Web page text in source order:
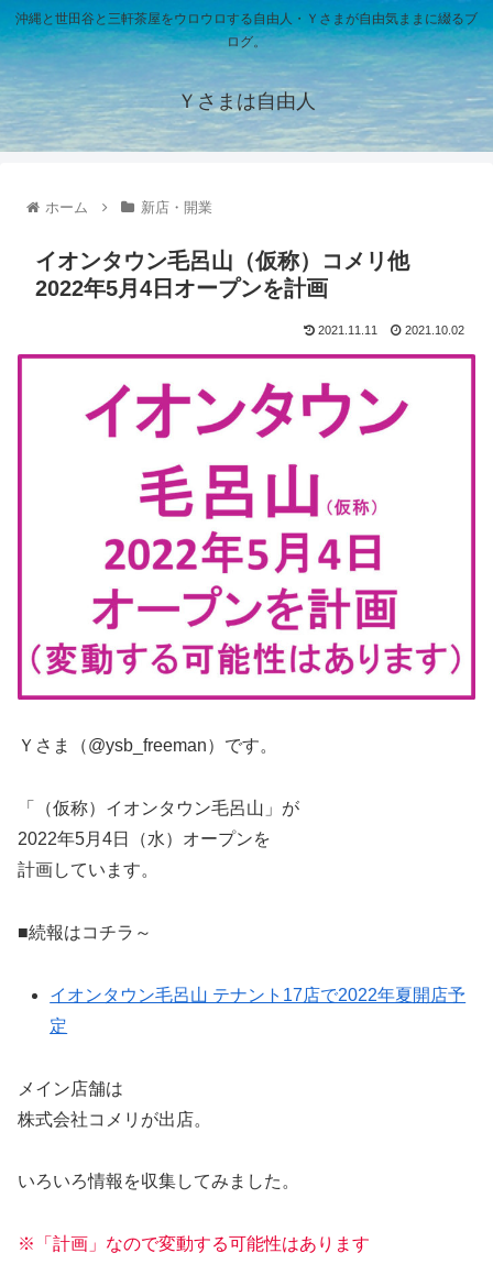
沖縄と世田谷と三軒茶屋をウロウロする自由人・Ｙさまが自由気ままに綴るブ
ログ。
Ｙさまは自由人
ホーム 新店・開業
イオンタウン毛呂山（仮称）コメリ他
2022年5月4日オープンを計画
2021.11.11 2021.10.02
Ｙさま（@ysb_freeman）です。
「（仮称）イオンタウン毛呂山」が
2022年5月4日（水）オープンを
計画しています。
■続報はコチラ～
イオンタウン毛呂山 テナント17店で2022年夏開店予
定
メイン店舗は
株式会社コメリが出店。
いろいろ情報を収集してみました。
※「計画」なので変動する可能性はあります